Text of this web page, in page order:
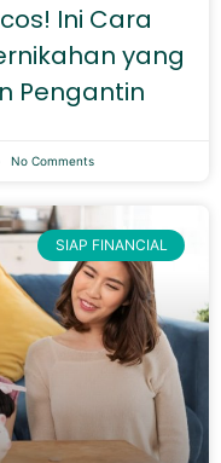
Ini Cara
yang
Pengantin
No Comments
SIAP FINANCIAL